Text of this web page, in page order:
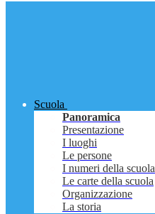
Scuola
Panoramica
Presentazione
I luoghi
Le persone
I numeri della scuola
Le carte della scuola
Organizzazione
La storia